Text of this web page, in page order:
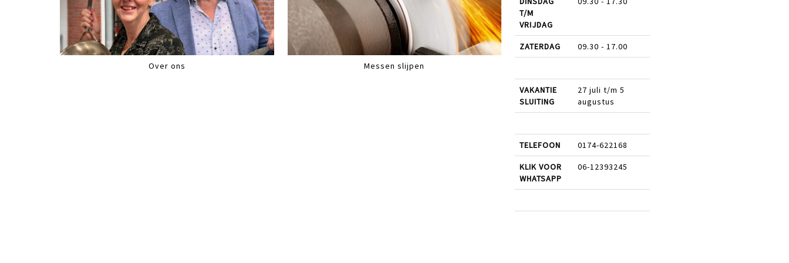
Over ons Messen slijpen
T/M
VRIJDAG
ZATERDAG 09.30 - 17.00
VAKANTIE
SLUITING
27 juli t/m 5
augustus
TELEFOON 0174-622168
KLIK VOOR
WHATSAPP
06-12393245